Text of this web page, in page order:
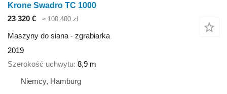
Krone Swadro TC 1000
23 320 €
≈ 100 400 zł
Maszyny do siana - zgrabiarka
2019
Szerokość uchwytu 8,9 m
Niemcy, Hamburg